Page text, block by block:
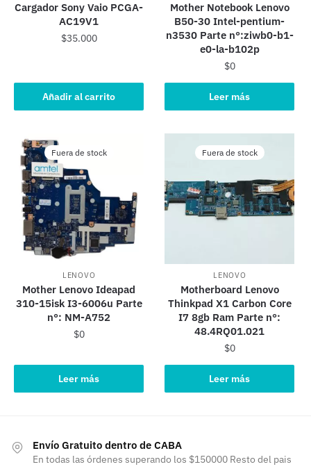
Cargador Sony Vaio PCGA-
AC19V1
$35.000
Añadir al carrito
Mother Notebook Lenovo
B50-30 Intel-pentium-
n3530 Parte n°:ziwb0-b1-
e0-la-b102p
$0
Leer más
Fuera de stock
LENOVO
Mother Lenovo Ideapad
310-15isk I3-6006u Parte
n°: NM-A752
$0
Leer más
Fuera de stock
LENOVO
Motherboard Lenovo
Thinkpad X1 Carbon Core
I7 8gb Ram Parte n°:
48.4RQ01.021
$0
Leer más
Envío Gratuito dentro de CABA
En todas las órdenes superando los $150000 Resto del pais